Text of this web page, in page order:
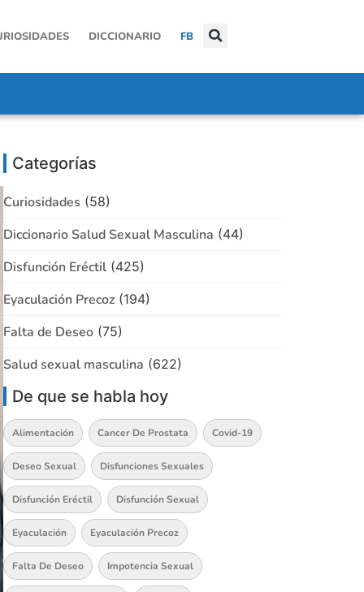
DICCIONARIO FB
Categorías
Curiosidades (58)
Diccionario Salud Sexual Masculina (44)
Disfunción Eréctil (425)
Eyaculación Precoz (194)
Falta de Deseo (75)
Salud sexual masculina (622)
De que se habla hoy
Alimentación Cancer De Prostata Covid-19
Deseo Sexual Disfunciones Sexuales
Disfunción Eréctil Disfunción Sexual
Eyaculación Eyaculación Precoz
Falta De Deseo Impotencia Sexual